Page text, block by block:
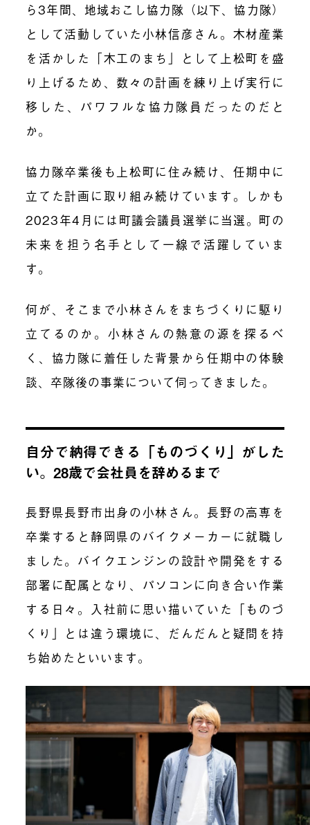
ら3年間、地域おこし協力隊（以下、協力隊）
として活動していた小林信彦さん。 木材産業
を活かした「木工のまち」として上松町を盛
り上げるため、数々の計画を練り上げ実行に
移した、パワフルな協力隊員だった のだと
か。
協力隊卒業後も上松町に住み続け、任期中に
立てた計画に取り組み続けています。
しかも
2023年4月には町議会議員選挙に当選。 町の
未来を担う名手として一線で活躍していま
す。
何が、そこまで小林さんをまちづくりに駆り
立てるのか。小林さんの熱意の源を探るべ
く、協力隊に着任した背景から任期中の体験
談、卒隊後の事業について伺ってきました。
自分で納得できる「ものづくり」がした
い。28歳で会社員を辞めるまで
長野県長野市出身の小林さん。長野の高専を
卒業すると静岡県のバイクメーカーに就職し
ました。バイクエンジンの設計や開発をする
部署に配属となり、パソコンに向き合い作業
する日々。入社前に思い描いていた「ものづ
くり」とは違う環境に、だんだんと疑問を持
ち始めたといいます。